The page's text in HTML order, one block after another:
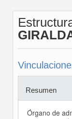
Resumen
Órgano de